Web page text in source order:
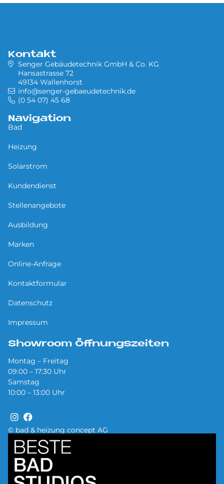
© bad & heizung concept AG
Kontakt
Senger Gebäudetechnik GmbH & Co. KG
Hansastrasse 72
49134 Wallenhorst
info@senger-gebaeudetechnik.de
(0 54 07) 45 68
Navigation
Bad
Heizung
Solarstrom
Kundendienst
Stellenangebote
Ausbildung
Marken
Online-Anfrage
Kontaktformular
Datenschutz
Impressum
Showroom Öffnungszeiten
Montag – Freitag
09:00 – 17:30 Uhr
Samstag
10:00 – 13:00 Uhr